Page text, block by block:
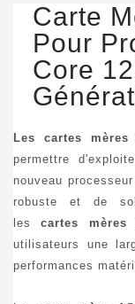
Carte
Pour
Core
Les cartes mères
permettre
nouveau
robuste et de
lescartes
utilisateurs une
performances